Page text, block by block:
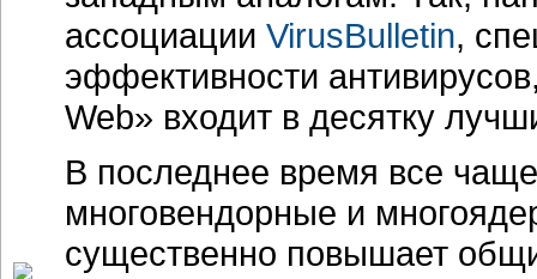
ассоциации VirusBulletin,
эффективности
Web» входит в десятку
В последнее время все
многовендорные и
существенно повышает